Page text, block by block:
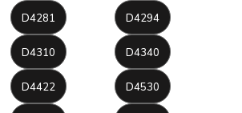
D4281 D4294
D4310 D4340
D4422 D4530